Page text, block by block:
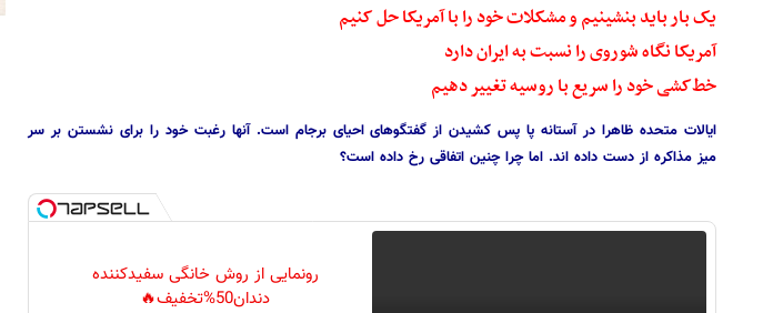
یک بار باید بنشینیم و مشکلات خود را با آمریکا حل‌ کنیم
آمریکا نگاه شوروی را نسبت به ایران دارد
خط‌کشی خود را سریع با روسیه تغییر دهیم
ایالات متحده ظاهرا در آستانه پا پس کشیدن از گفتگوهای احیای برجام است. آنها رغبت خود را برای نشستن بر سر
میز مذاکره از دست داده اند. اما چرا چنین اتفاقی رخ داده است؟
رونمایی از روش خانگی سفیدکننده
دندان50%تخفیف🔥